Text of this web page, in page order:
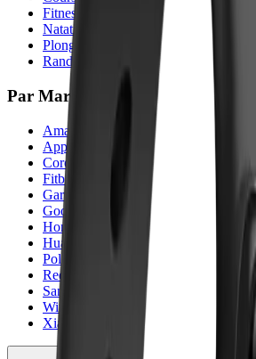
Fitness
Natation
Plongée
Randonnée
Par Marques
Amazfit
Apple
Coros
Fitbit
Garmin
Google
Honor
Huawei
Polar
Redmi
Samsung
Withings
Xiaomi